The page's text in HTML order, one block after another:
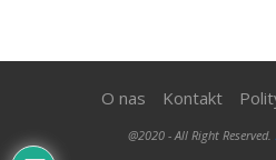
O nas Kontakt
@2020 - All Right Reserved.